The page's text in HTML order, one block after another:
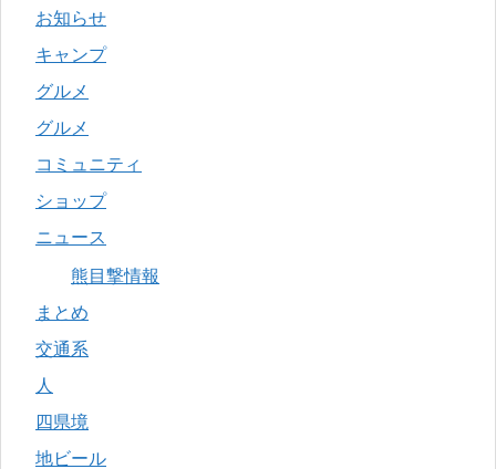
お知らせ
キャンプ
グルメ
グルメ
コミュニティ
ショップ
ニュース
熊目撃情報
まとめ
交通系
人
四県境
地ビール